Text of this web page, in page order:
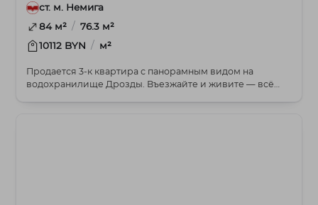
ст. м. Немига
84 м² / 76.3 м²
10112 BYN / м²
Продается 3-к квартира с панорамным видом на
водохранилище Дрозды. Въезжайте и живите — всё